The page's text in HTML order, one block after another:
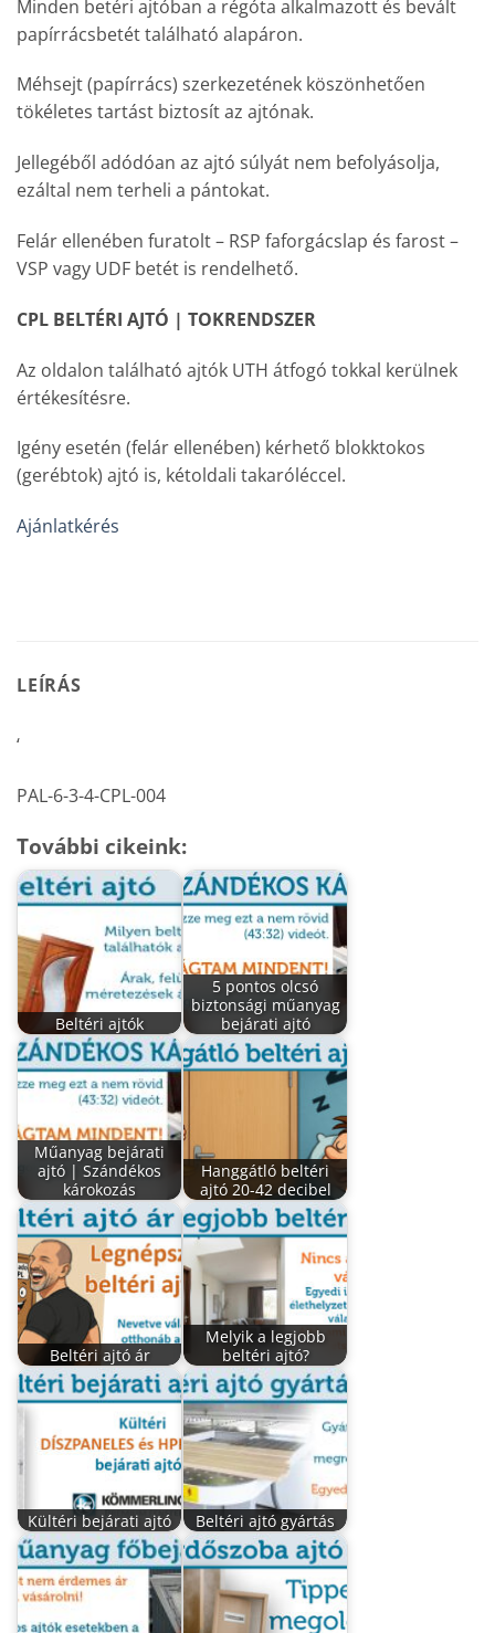
Minden betéri ajtóban a régóta alkalmazott és bevált
papírrácsbetét található alapáron.
Méhsejt (papírrács) szerkezetének köszönhetően
tökéletes tartást biztosít az ajtónak.
Jellegéből adódóan az ajtó súlyát nem befolyásolja,
ezáltal nem terheli a pántokat.
Felár ellenében furatolt – RSP faforgácslap és farost –
VSP vagy UDF betét is rendelhető.
CPL BELTÉRI AJTÓ | TOKRENDSZER
Az oldalon található ajtók UTH átfogó tokkal kerülnek
értékesítésre.
Igény esetén (felár ellenében) kérhető blokktokos
(gerébtok) ajtó is, kétoldali takaróléccel.
Ajánlatkérés
LEÍRÁS
‘
PAL-6-3-4-CPL-004
További cikeink:
Beltéri ajtók
5 pontos olcsó
biztonsági műanyag
bejárati ajtó
Műanyag bejárati
ajtó | Szándékos
károkozás
Hanggátló beltéri
ajtó 20-42 decibel
Beltéri ajtó ár
Melyik a legjobb
beltéri ajtó?
Kültéri bejárati ajtó Beltéri ajtó gyártás